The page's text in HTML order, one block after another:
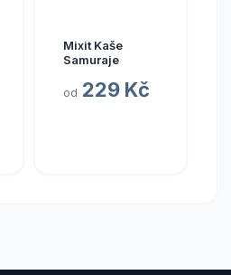
Mixit Kaše
Samuraje
od 229 Kč